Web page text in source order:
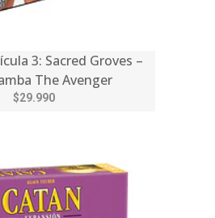
3: Sacred Groves –
The Avenger
$29.990